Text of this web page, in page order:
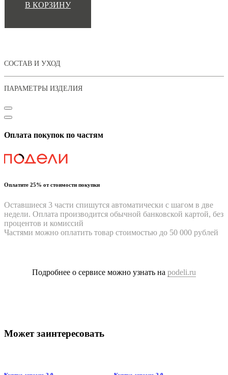
В КОРЗИНУ
СОСТАВ И УХОД
ПАРАМЕТРЫ ИЗДЕЛИЯ
Оплата покупок по частям
Оплатите 25% от стоимости покупки
Оставшиеся 3 части спишутся автоматически с шагом в две
недели. Оплата производится обычной банковской картой, без
процентов и комиссий
Частями можно оплатить товар стоимостью до 50 000 рублей
Подробнее о сервисе можно узнать на podeli.ru
Может заинтересовать